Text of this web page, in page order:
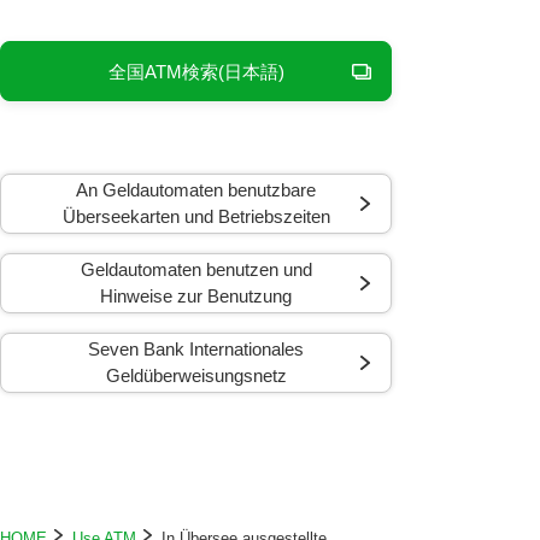
全国ATM検索(日本語)
An Geldautomaten benutzbare
Überseekarten und Betriebszeiten
Geldautomaten benutzen und
Hinweise zur Benutzung
Seven Bank Internationales
Geldüberweisungsnetz